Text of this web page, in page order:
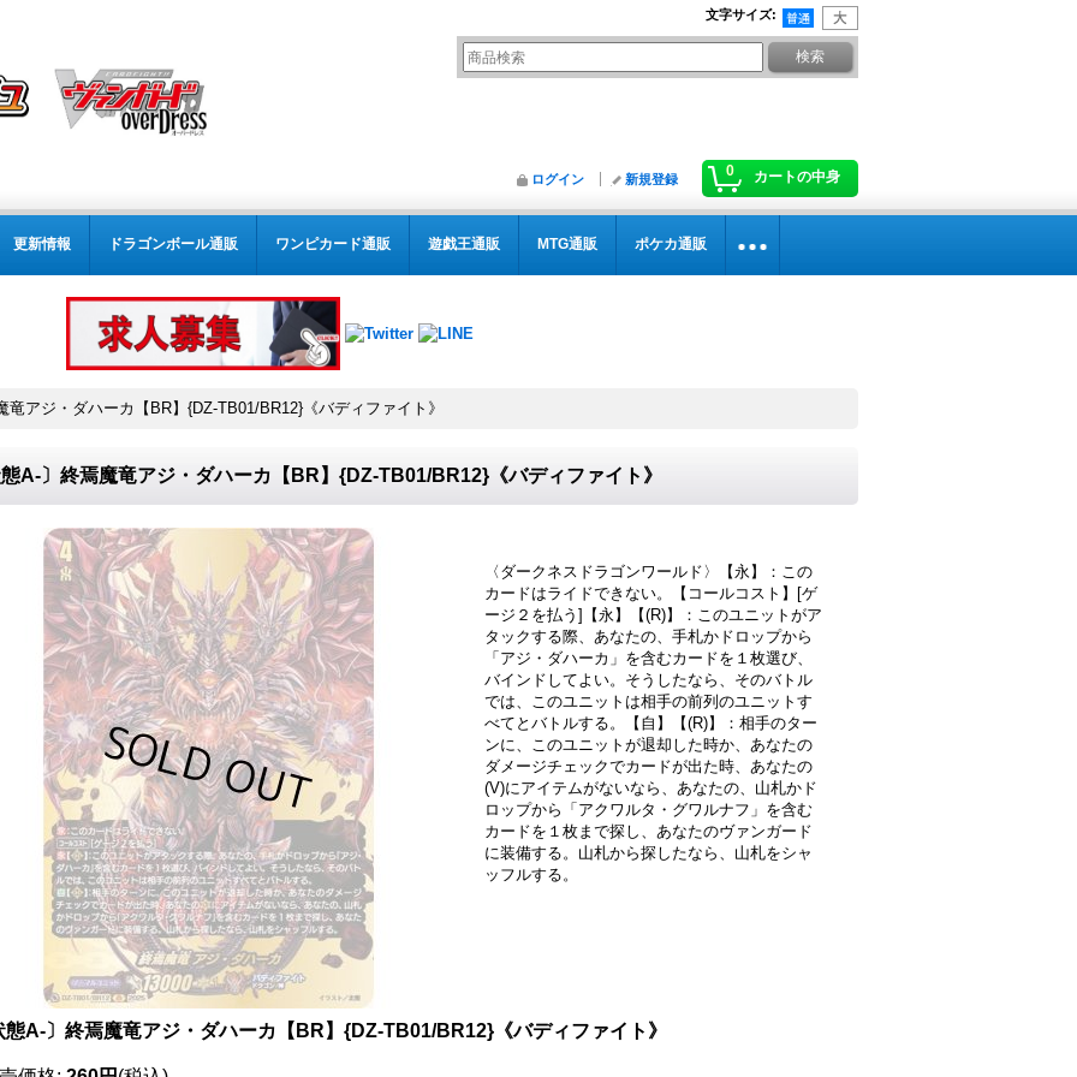
文字サイズ:
0 カートの中身
ログイン 新規登録
更新情報 ドラゴンボール通販 ワンピカード通販 遊戯王通販 MTG通販 ポケカ通販
竜アジ・ダハーカ【BR】{DZ-TB01/BR12}《バディファイト》
A-〕終焉魔竜アジ・ダハーカ【BR】{DZ-TB01/BR12}《バディファイト》
〈ダークネスドラゴンワールド〉【永】：この
カードはライドできない。【コールコスト】[ゲ
ージ２を払う]【永】【(R)】：このユニットがア
タックする際、あなたの、手札かドロップから
「アジ・ダハーカ」を含むカードを１枚選び、
バインドしてよい。そうしたなら、そのバトル
では、このユニットは相手の前列のユニットす
べてとバトルする。【自】【(R)】：相手のター
ンに、このユニットが退却した時か、あなたの
ダメージチェックでカードが出た時、あなたの
(V)にアイテムがないなら、あなたの、山札かド
ロップから「アクワルタ・グワルナフ」を含む
カードを１枚まで探し、あなたのヴァンガード
に装備する。山札から探したなら、山札をシャ
ッフルする。
態A-〕終焉魔竜アジ・ダハーカ【BR】{DZ-TB01/BR12}《バディファイト》